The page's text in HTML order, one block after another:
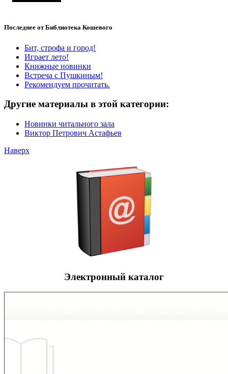
Последнее от Библиотека Кошевого
Бит, строфа и город!
Играет лето!
Книжные новинки
Встреча с Пушкиным!
Рекомендуем прочитать.
Другие материалы в этой категории:
Новинки читального зала
Виктор Петрович Астафьев
Наверх
Электронный каталог